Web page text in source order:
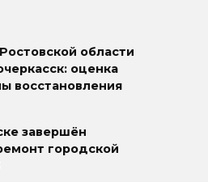
области
оценка
восстановления
завершён
городской